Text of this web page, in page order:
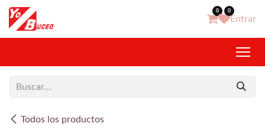
Ir al contenido 0 0
Entrar
Todos los productos